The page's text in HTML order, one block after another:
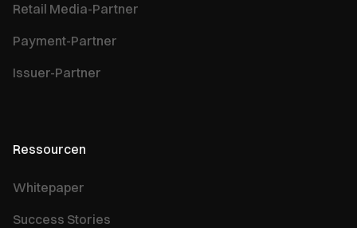
Retail Media-Partner
Payment-Partner
Issuer-Partner
Ressourcen
Whitepaper
Success Stories